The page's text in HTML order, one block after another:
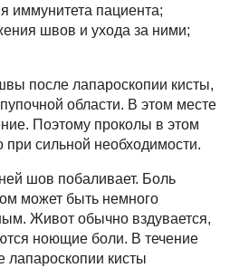
иммунитета пациента;
швов и ухода за ними;
после лапароскопии кисты,
области. В этом месте
Поэтому проколы в этом
при сильной необходимости.
шов побаливает. Боль
может быть немного
Живот обычно вздувается,
ноющие боли. В течение
лапароскопии кисты